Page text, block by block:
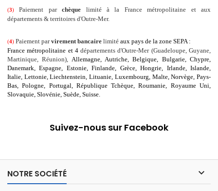
(3) Paiement parchèque limité à la France métropolitaine et aux
départements & territoires d'Outre-Mer.
(4) Paiement parvirement bancaire limité aux pays de la zone SEPA :
France métropolitaine et 4départements d'Outre-Mer (Guadeloupe, Guyane,
Martinique, Réunion), Allemagne, Autriche , Belgique , Bulgarie, Chypre
Danemark , Espagne , Estonie, Finlande , Grèce, Hongrie , Irlande, Islande
Italie , Lettonie, Liechtenstein , Lituanie , Luxembourg , Malte, Norvège , Pays-
Bas , Pologne , Portugal , République Tchèque , Roumanie , Royaume Uni
Slovaquie , Slovénie , Suède , Suisse.
Suivez-nous sur Facebook
NOTRE SOCIÉTÉ 